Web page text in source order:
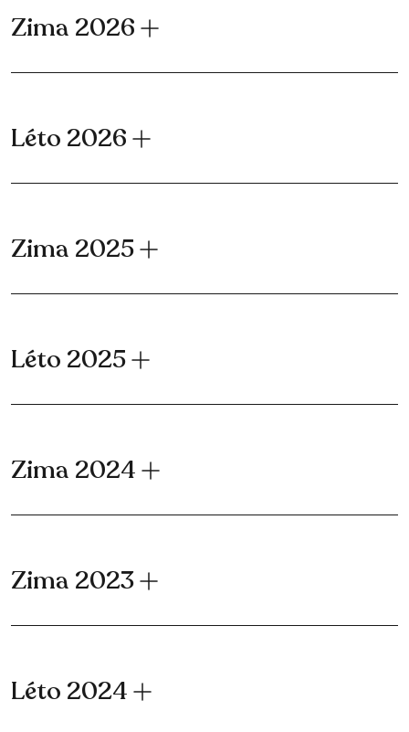
Zima 2026
Léto 2026
Zima 2025
Léto 2025
Zima 2024
Zima 2023
Léto 2024